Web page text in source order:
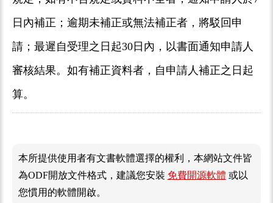
日內補正；逾期未補正或無法補正者，將駁回申
請；最遲自受理之日起30日內，以書面通知申請人
審核結果。如有補正資料者，自申請人補正之日起
算。
本所提供使用者有文書軟體選擇的權利，本網站文件皆
為ODF開放文件格式，建議您安裝 免費開源軟體 或以
您慣用的軟體開啟。